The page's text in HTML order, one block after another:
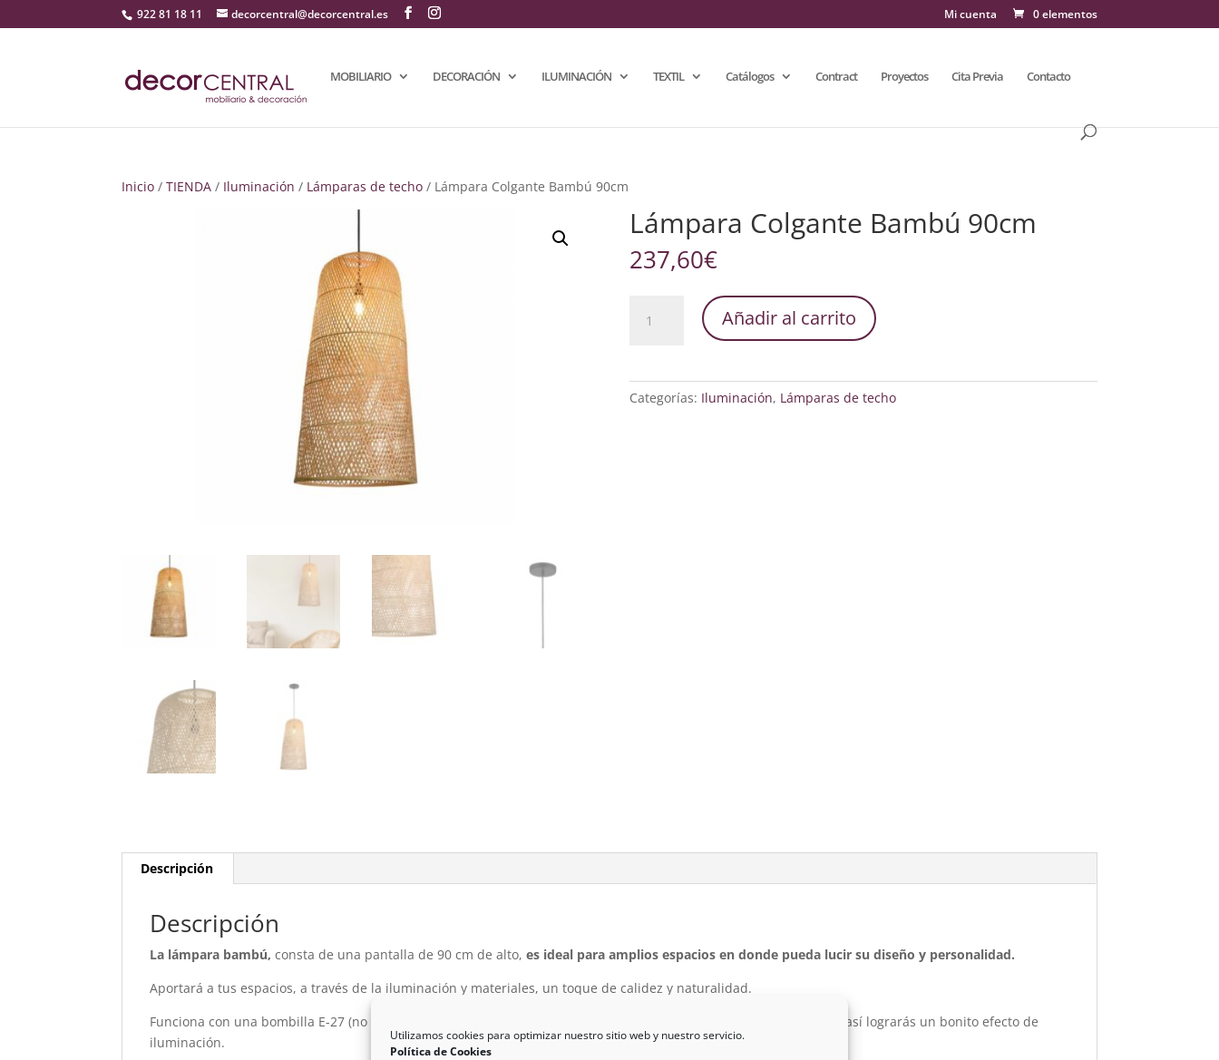
Utilizamos cookies para optimizar nuestro sitio web y nuestro servicio.
Política de Cookies
922 81 18 11 decorcentral@decorcentral.es Mi cuenta 0 elementos
MOBILIARIO DECORACIÓN ILUMINACIÓN TEXTIL Catálogos Contract Proyectos Cita Previa Contacto
Inicio /TIENDA / Iluminación / Lámparas de techo / Lámpara Colgante Bambú 90cm
Lámpara Colgante Bambú 90cm
237,60€
Colgante
cantidad
Añadir al carrito
Categorías: Iluminación, Lámparas de techo
Descripción
Descripción
La lámpara bambú,consta de una pantalla de 90 cm de alto,es ideal para amplios espacios en donde pueda lucir su diseño y personalidad.
Aportará a tus espacios, a través de la iluminación y materiales, un toque de calidez y naturalidad.
Funciona con una bombilla E-27 (no incluida). Te recomendamos usarla con una bombilla de luz cálida o natural, así lograrás un bonito efecto de
iluminación.